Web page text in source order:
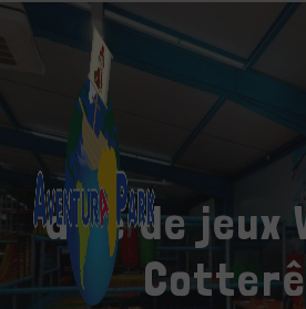
aire de jeux
Panneau de gestion des cookies